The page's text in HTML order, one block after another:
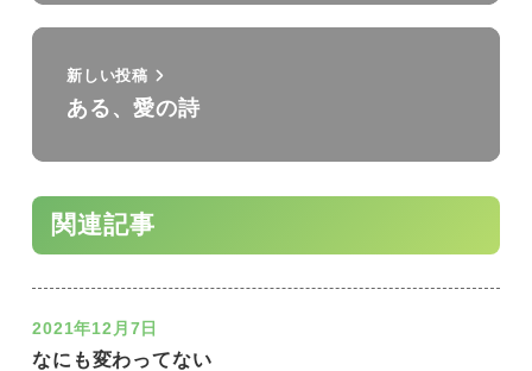
新しい投稿
ある、愛の詩
関連記事
なにも変わってない
2021年12月7日